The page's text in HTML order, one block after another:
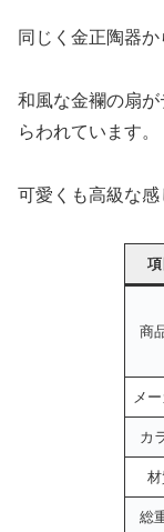
同じく金正陶器か
和風な金襴の扇
らわれています。
可愛くも高級な感
項
商
メ
カ
総